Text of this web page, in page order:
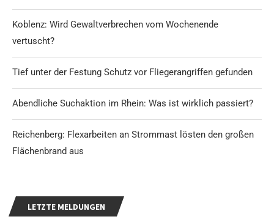
Koblenz: Wird Gewaltverbrechen vom Wochenende
vertuscht?
Tief unter der Festung Schutz vor Fliegerangriffen gefunden
Abendliche Suchaktion im Rhein: Was ist wirklich passiert?
Reichenberg: Flexarbeiten an Strommast lösten den großen
Flächenbrand aus
LETZTE MELDUNGEN